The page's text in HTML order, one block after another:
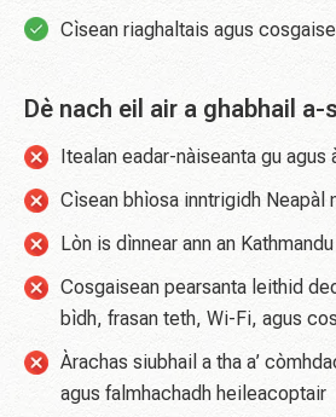
Cìsean riaghaltais agus
Dè nach eil air a ghabhail a-
Itealan eadar-nàiseanta gu agus
Cìsean bhìosa inntrigidh Neapàl
Lòn is dìnnear ann an
Cosgaisean pearsanta leithid
bìdh, frasan teth, Wi-Fi, agus
Àrachas siubhail a tha a’
agus falmhachadh heileacoptair